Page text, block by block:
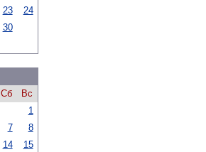
23
24
30
Сб
Вс
1
7
8
14
15